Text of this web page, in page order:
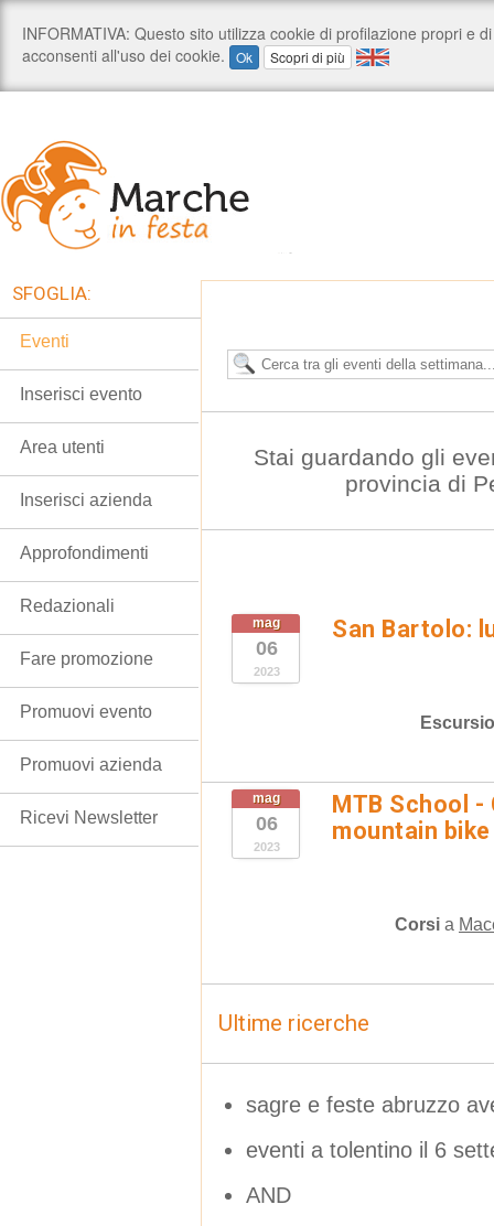
Stai guardando gli
provincia di
mag
06
2023
San Bartolo:
mag
06
2023
MTB School -
mountain bike
Corsi a
Ultime ricerche
sagre e feste abruzzo
eventi a tolentino il 6
AND
SFOGLIA:
Eventi
Inserisci evento
Area utenti
Inserisci azienda
Approfondimenti
Redazionali
Fare promozione
Promuovi evento
Promuovi azienda
Ricevi Newsletter